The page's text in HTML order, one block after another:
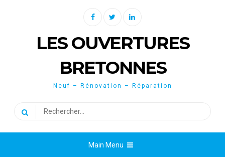
FacebookTwitterLinkedin
LES OUVERTURES
BRETONNES
Neuf – Rénovation – Réparation
Rechercher :
Main Menu